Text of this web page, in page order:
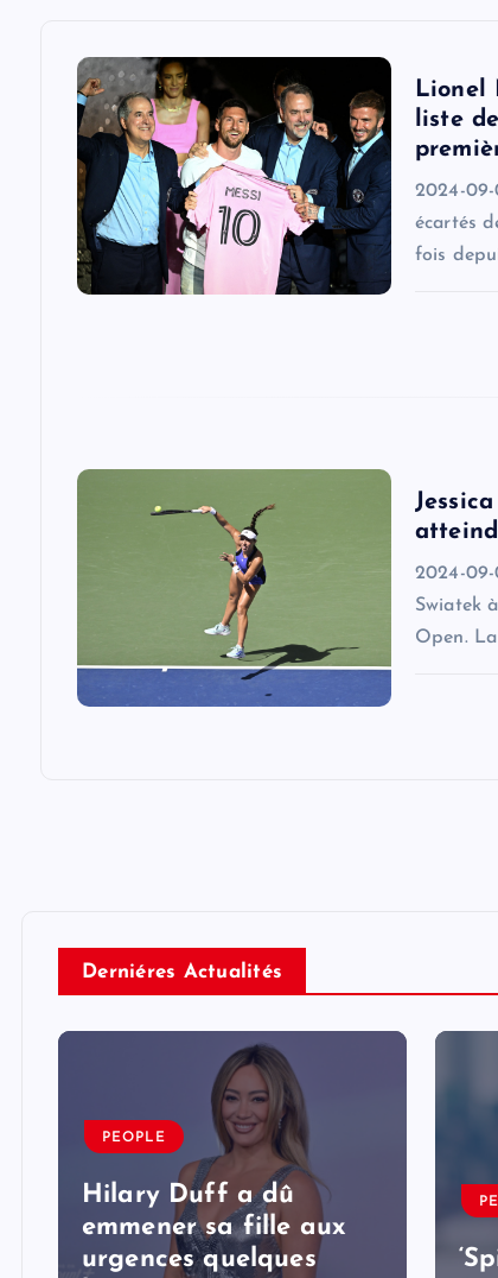
Lionel
liste
2024-
écartés
fois
2024-09-
Swiatek
Open.
Derniéres Actualités
PEOPLE
Hilary Duff a dû
emmener sa fille aux
urgences quelques